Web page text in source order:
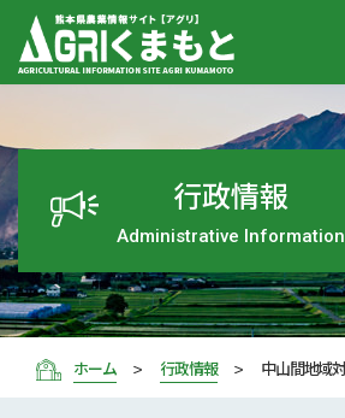
行政情報
Administrative Information
ホーム 行政情報 中山間地域